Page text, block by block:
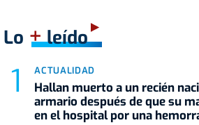
Lo +leído
ACTUALIDAD
Hallan muerto a un recién
armario después de que su
en el hospital por una